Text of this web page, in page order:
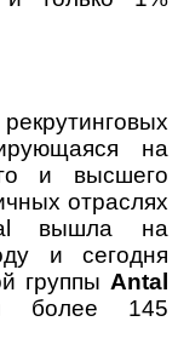
на
и высшего
отраслях
вышла на
и сегодня
группы Antal
более 145